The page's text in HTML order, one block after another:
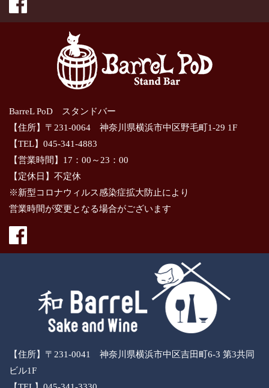
BarreL PoD スタンドバー
【住所】〒231-0064 神奈川県横浜市中区野毛町1-29 1F
【TEL】045-341-4883
【営業時間】17：00～23：00
【定休日】不定休
※新型コロナウィルス感染症拡大防止により
営業時間が変更となる場合がございます
【住所】〒231-0041 神奈川県横浜市中区吉田町6-3 第3共同
ビル1F